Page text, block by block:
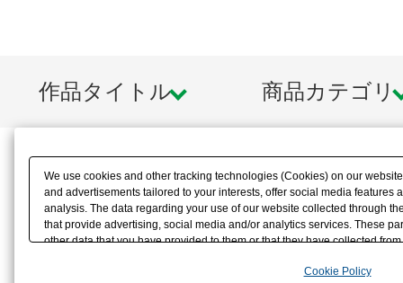
作品タイトル 商品カテゴリ
We use cookies and other tracking technologies (Cookies) on our
and advertisements tailored to your interests, offer social media features
analysis. The data regarding your use of our website collected through
that provide advertising, social media and/or analytics services. These
other data that you have provided to them or that they have collected
the use of all Cookies except for Strictly Necessary Cookies, please
Cookie Policy